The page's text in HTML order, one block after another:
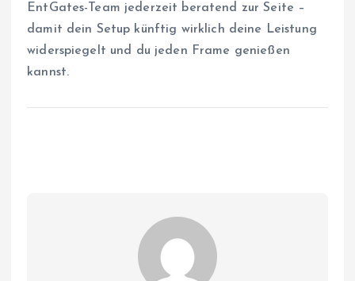
EntGates-Team jederzeit beratend zur Seite –
damit dein Setup künftig wirklich deine Leistung
widerspiegelt und du jeden Frame genießen
kannst.